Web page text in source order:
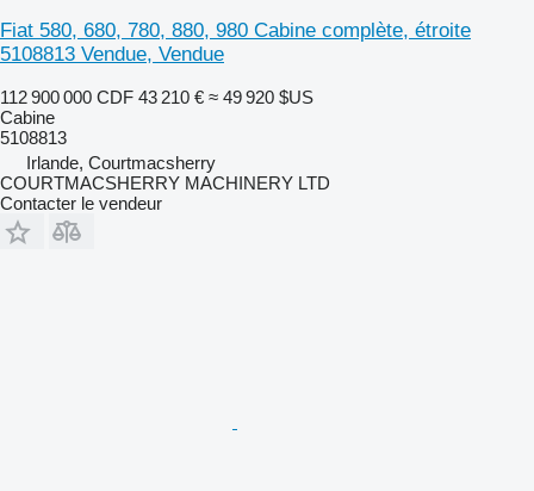
Fiat 580, 680, 780, 880, 980 Cabine complète, étroite
5108813 Vendue, Vendue
112 900 000 CDF 43 210 € ≈ 49 920 $US
Cabine
5108813
Irlande, Courtmacsherry
COURTMACSHERRY MACHINERY LTD
Contacter le vendeur